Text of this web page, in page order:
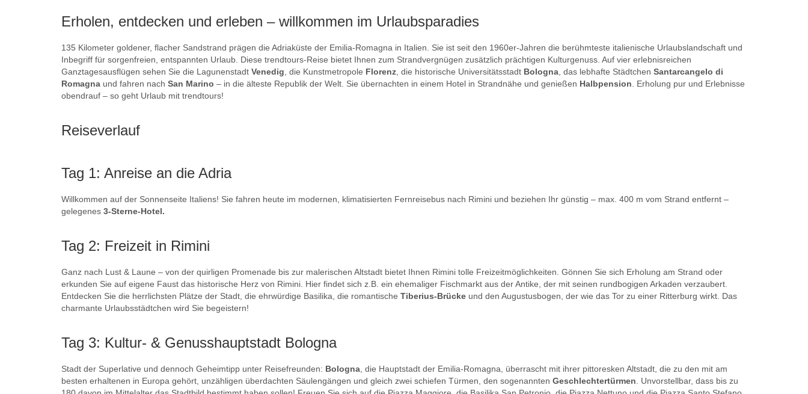
Erholen, entdecken und erleben – willkommen im Urlaubsparadies
135 Kilometer goldener, flacher Sandstrand prägen die Adriaküste der Emilia-Romagna in Italien. Sie ist seit den 1960er-Jahren die berühmteste italienische Urlaubslandschaft und
Inbegriff für sorgenfreien, entspannten Urlaub. Diese trendtours-Reise bietet Ihnen zum Strandvergnügen zusätzlich prächtigen Kulturgenuss. Auf vier erlebnisreichen
Ganztagesausflügen sehen Sie die Lagunenstadt Venedig , die Kunstmetropole Florenz , die historische Universitätsstadt Bologna , das lebhafte Städtchen Santarcangelo di
Romagna und fahren nach San Marino – in die älteste Republik der Welt. Sie übernachten in einem Hotel in Strandnähe und genießen Halbpension . Erholung pur und Erlebnisse
obendrauf – so geht Urlaub mit trendtours!
Reiseverlauf
Tag 1: Anreise an die Adria
Willkommen auf der Sonnenseite Italiens! Sie fahren heute im modernen, klimatisierten Fernreisebus nach Rimini und beziehen Ihr günstig – max. 400 m vom Strand entfernt –
gelegenes 3-Sterne-Hotel.
Tag 2: Freizeit in Rimini
Ganz nach Lust & Laune – von der quirligen Promenade bis zur malerischen Altstadt bietet Ihnen Rimini tolle Freizeitmöglichkeiten. Gönnen Sie sich Erholung am Strand oder
erkunden Sie auf eigene Faust das historische Herz von Rimini. Hier findet sich z.B. ein ehemaliger Fischmarkt aus der Antike, der mit seinen rundbogigen Arkaden verzaubert.
Entdecken Sie die herrlichsten Plätze der Stadt, die ehrwürdige Basilika, die romantische Tiberius-Brücke und den Augustusbogen, der wie das Tor zu einer Ritterburg wirkt. Das
charmante Urlaubsstädtchen wird Sie begeistern!
Tag 3: Kultur- & Genusshauptstadt Bologna
Stadt der Superlative und dennoch Geheimtipp unter Reisefreunden: Bologna , die Hauptstadt der Emilia-Romagna, überrascht mit ihrer pittoresken Altstadt, die zu den mit am
besten erhaltenen in Europa gehört, unzähligen überdachten Säulengängen und gleich zwei schiefen Türmen, den sogenannten Geschlechtertürmen . Unvorstellbar, dass bis zu